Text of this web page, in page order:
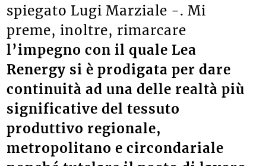
spiegato Lugi Marziale -. Mi
preme, inoltre, rimarcare
l’impegno con il quale Lea
Renergy si è prodigata per dare
continuità ad una delle realtà più
significative del tessuto
produttivo regionale,
metropolitano e circondariale